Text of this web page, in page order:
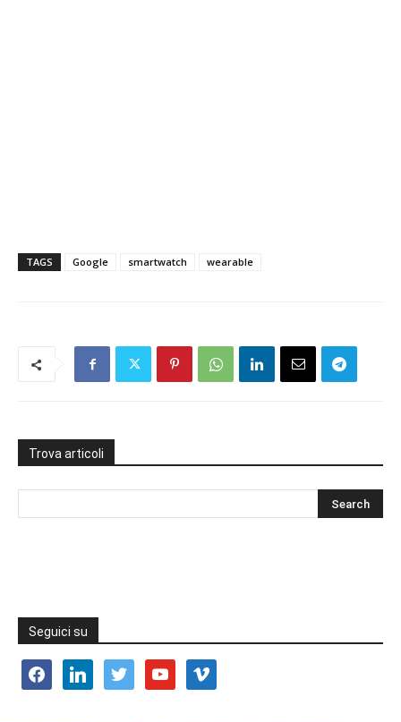
TAGS Google smartwatch wearable
Trova articoli
Seguici su
facebooklinkedin twitter youtube vimeo